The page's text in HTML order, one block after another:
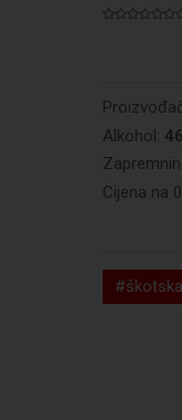
Alkohol:
Cijena na
#škotska